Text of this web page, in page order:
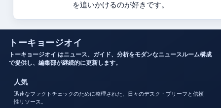
を追いかけるのが好きです。
トーキョージオイ
トーキョージオイ はニュース、ガイド、分析をモダンなニュースルーム構成
で提供し、編集部が継続的に更新します。
人気
迅速なファクトチェックのために整理された、日々のデスク・ブリーフと信頼
性リソース。